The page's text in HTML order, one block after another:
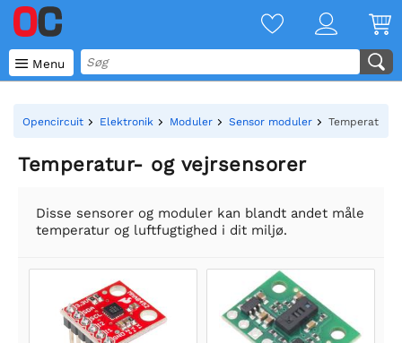
 Menu
Opencircuit Elektronik Moduler Sensor moduler Temperatur-
Temperatur- og vejrsensorer
Disse sensorer og moduler kan blandt andet måle
temperatur og luftfugtighed i dit miljø.